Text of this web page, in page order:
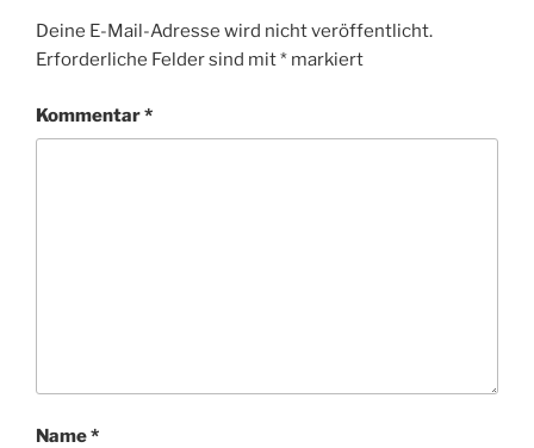
Deine E-Mail-Adresse wird nicht veröffentlicht.
Erforderliche Felder sind mit* markiert
Kommentar*
Name*